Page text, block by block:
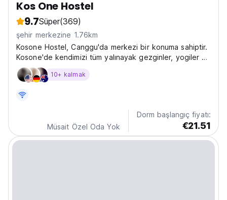
Kos One Hostel
9.7Süper(369)
şehir merkezine 1.76km
Kosone Hostel, Canggu'da merkezi bir konuma sahiptir.
Kosone'de kendimizi tüm yalınayak gezginler, yogiler ve
dijital göçebeler için bir merkez olarak görüyoruz.
10+ kalmak
Müsait Özel Oda Yok
Dorm başlangıç fiyatı:
€21.51